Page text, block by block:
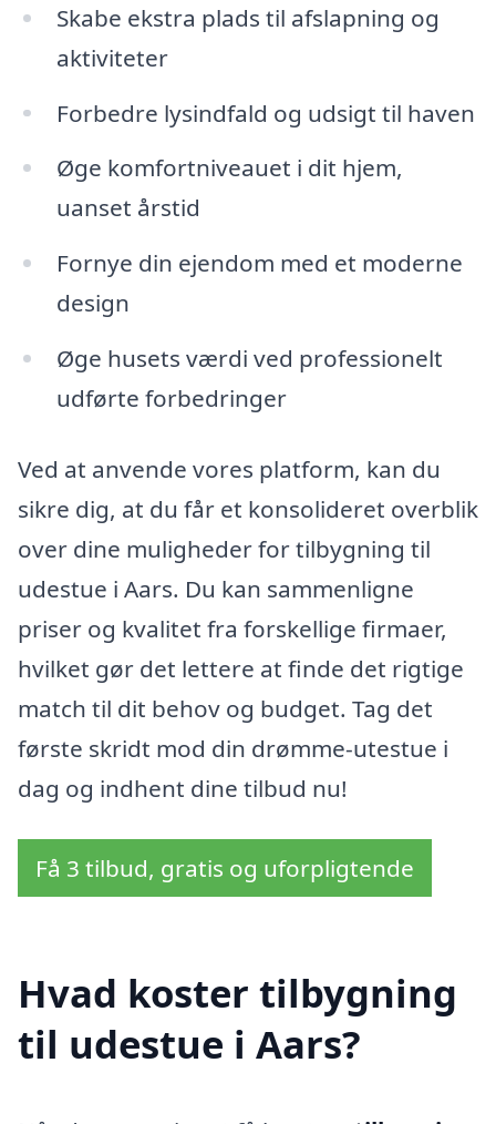
Skabe ekstra plads til afslapning og
aktiviteter
Forbedre lysindfald og udsigt til haven
Øge komfortniveauet i dit hjem,
uanset årstid
Fornye din ejendom med et moderne
design
Øge husets værdi ved professionelt
udførte forbedringer
Ved at anvende vores platform, kan du
sikre dig, at du får et konsolideret overblik
over dine muligheder for tilbygning til
udestue i Aars. Du kan sammenligne
priser og kvalitet fra forskellige firmaer,
hvilket gør det lettere at finde det rigtige
match til dit behov og budget. Tag det
første skridt mod din drømme-utestue i
dag og indhent dine tilbud nu!
Få 3 tilbud, gratis og uforpligtende
Hvad koster tilbygning
til udestue i Aars?